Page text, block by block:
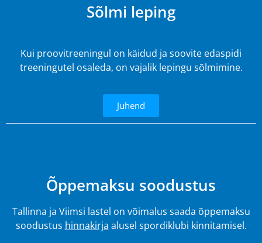
Sõlmi leping
Kui proovitreeningul on käidud ja soovite edaspidi
treeningutel osaleda, on vajalik lepingu sõlmimine.
Juhend
Õppemaksu soodustus
Tallinna ja Viimsi lastel on võimalus saada õppemaksu
soodustus hinnakirja alusel spordiklubi kinnitamisel.